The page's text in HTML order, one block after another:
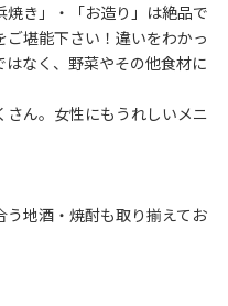
き」・「お造り」は絶品で
堪能下さい！違いをわかっ
なく、野菜やその他食材に
ん。女性にもうれしいメニ
地酒・焼酎も取り揃えてお